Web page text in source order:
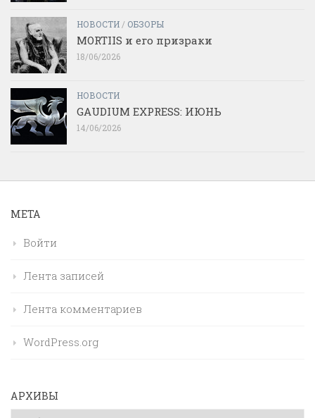
НОВОСТИ/ ОБЗОРЫ
MORTIIS и его призраки
18/06/2026
НОВОСТИ
GAUDIUM EXPRESS: ИЮНЬ
14/06/2026
МЕТА
Войти
Лента записей
Лента комментариев
WordPress.org
АРХИВЫ